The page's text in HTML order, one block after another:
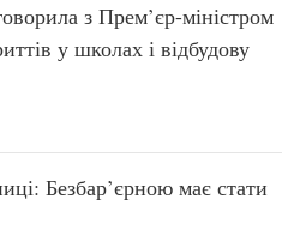
з Прем’єр-міністром
у школах і відбудову
Безбар’єрною має стати